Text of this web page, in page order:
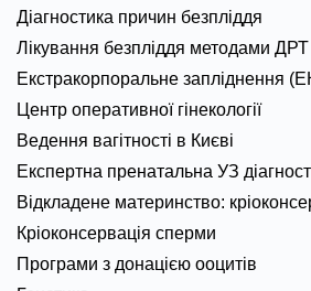
Діагностика причин безпліддя
Лікування безпліддя методами ДРТ
Екстракорпоральне запліднення
Центр оперативної гінекології
Ведення вагітності в Києві
Експертна пренатальна УЗ
Відкладене материнство:
Кріоконсервація сперми
Програми з донацією ооцитів